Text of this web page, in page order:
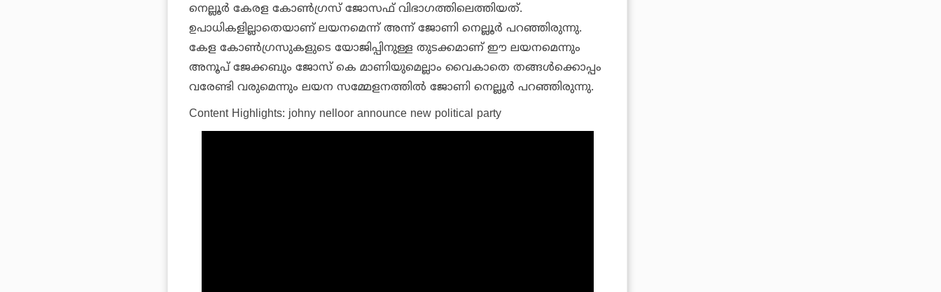
നെല്ലൂര്‍ കേരള കോണ്‍ഗ്രസ് ജോസഫ് വിഭാഗത്തിലെത്തിയത്.
ഉപാധികളില്ലാതെയാണ് ലയനമെന്ന് അന്ന് ജോണി നെല്ലൂര്‍ പറഞ്ഞിരുന്നു.
കേള കോണ്‍ഗ്രസുകളുടെ യോജിപ്പിനുള്ള തുടക്കമാണ് ഈ ലയനമെന്നും
അനൂപ് ജേക്കബും ജോസ് കെ മാണിയുമെല്ലാം വൈകാതെ തങ്ങള്‍ക്കൊപ്പം
വരേണ്ടി വരുമെന്നും ലയന സമ്മേളനത്തില്‍ ജോണി നെല്ലൂര്‍ പറഞ്ഞിരുന്നു.
Content Highlights: johny nelloor announce new political party